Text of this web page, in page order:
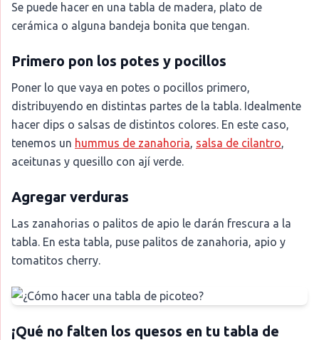
Se puede hacer en una tabla de madera, plato de
cerámica o alguna bandeja bonita que tengan.
Primero pon los potes y pocillos
Poner lo que vaya en potes o pocillos primero,
distribuyendo en distintas partes de la tabla. Idealmente
hacer dips o salsas de distintos colores. En este caso,
tenemos un hummus de zanahoria, salsa de cilantro,
aceitunas y quesillo con ají verde.
Agregar verduras
Las zanahorias o palitos de apio le darán frescura a la
tabla. En esta tabla, puse palitos de zanahoria, apio y
tomatitos cherry.
¡Qué no falten los quesos en tu tabla de